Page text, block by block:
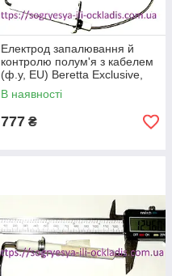
Електрод запалювання й
контролю полум'я з кабелем
(ф.у, EU) Beretta Exclusive,
арт. R10025985, к.з. 0330/2
В наявності
777 ₴